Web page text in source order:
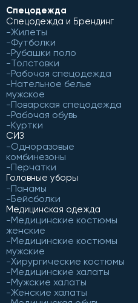
Спецодежда
Спецодежда и Брендинг
Жилеты
Футболки
Рубашки поло
Толстовки
Рабочая спецодежда
Нательное белье
мужское
Поварская спецодежда
Рабочая обувь
Куртки
СИЗ
Одноразовые
комбинезоны
Перчатки
Головные уборы
Панамы
Бейсболки
Медицинская одежда
Медицинские костюмы
женские
Медицинские костюмы
мужские
Хирургические костюмы
Медицинские халаты
Мужские халаты
Женские халаты